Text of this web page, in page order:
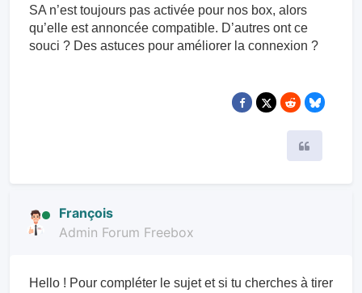
SA n’est toujours pas activée pour nos box, alors
qu’elle est annoncée compatible. D’autres ont ce
souci ? Des astuces pour améliorer la connexion ?
François
Admin Forum Freebox
Hello ! Pour compléter le sujet et si tu cherches à tirer